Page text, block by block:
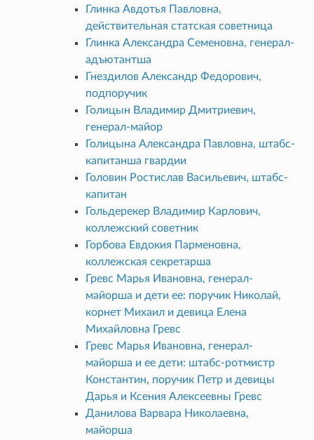
Глинка Авдотья Павловна,
действительная статская советница
Глинка Александра Семеновна, генерал-
адъютантша
Гнездилов Александр Федорович,
подпоручик
Голицын Владимир Дмитриевич,
генерал-майор
Голицына Александра Павловна, штабс-
капитанша гвардии
Головин Ростислав Васильевич, штабс-
капитан
Гольдерекер Владимир Карлович,
коллежский советник
Горбова Евдокия Парменовна,
коллежская секретарша
Гревс Марья Ивановна, генерал-
майорша и дети ее: поручик Николай,
корнет Михаил и девица Елена
Михайловна Гревс
Гревс Марья Ивановна, генерал-
майорша и ее дети: штабс-ротмистр
Константин, поручик Петр и девицы
Дарья и Ксения Алексеевны Гревс
Данилова Варвара Николаевна,
майорша